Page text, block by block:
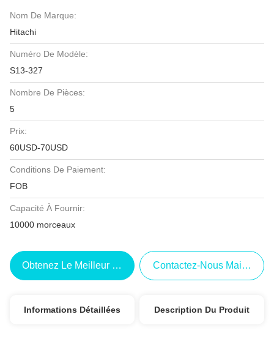
Nom De Marque:
Hitachi
Numéro De Modèle:
S13-327
Nombre De Pièces:
5
Prix:
60USD-70USD
Conditions De Paiement:
FOB
Capacité À Fournir:
10000 morceaux
Obtenez Le Meilleur Prix Contactez-Nous Maintenant
Informations Détaillées Description Du Produit